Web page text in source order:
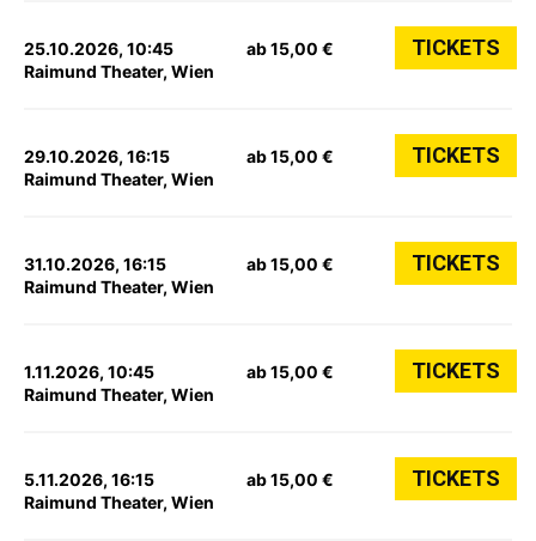
25.10.2026, 10:45
Raimund Theater, Wien
ab 15,00 € TICKETS
29.10.2026, 16:15
Raimund Theater, Wien
ab 15,00 € TICKETS
31.10.2026, 16:15
Raimund Theater, Wien
ab 15,00 € TICKETS
1.11.2026, 10:45
Raimund Theater, Wien
ab 15,00 € TICKETS
5.11.2026, 16:15
Raimund Theater, Wien
ab 15,00 € TICKETS